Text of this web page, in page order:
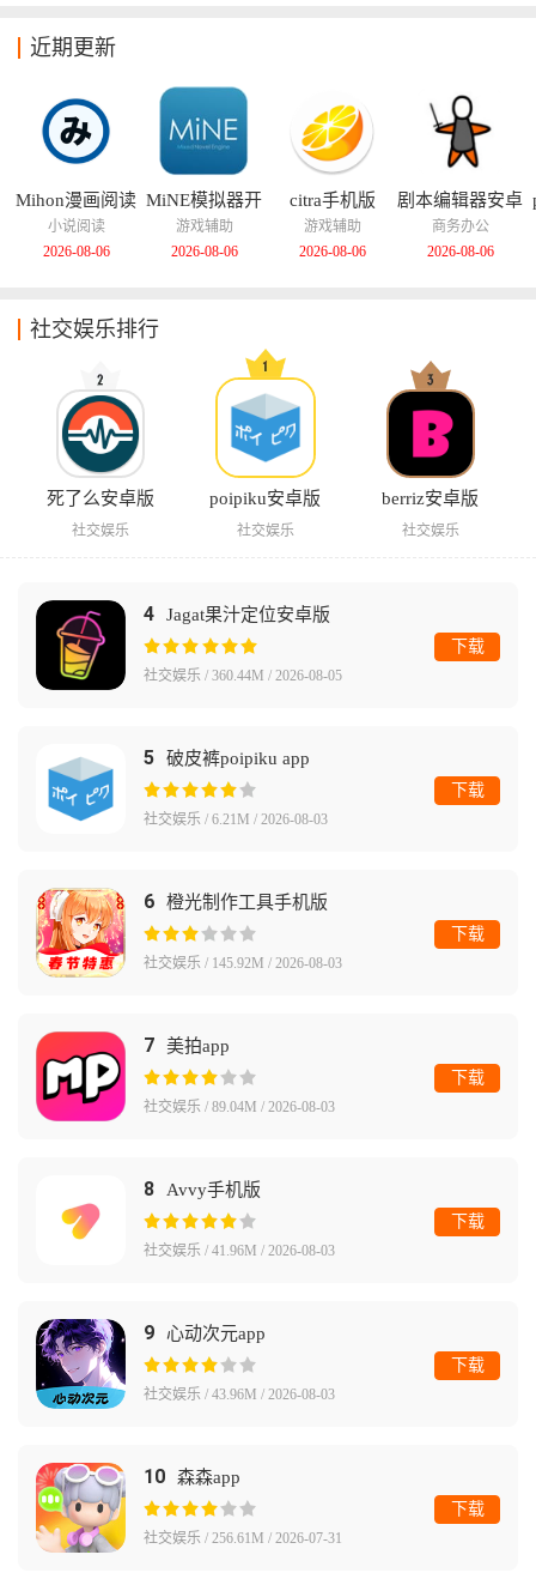
近期更新
Mihon漫画阅读
器
小说阅读
2026-08-06
MiNE模拟器开
源版
游戏辅助
2026-08-06
citra手机版
游戏辅助
2026-08-06
剧本编辑器安卓
版
商务办公
2026-08-06
社交娱乐排行
死了么安卓版
社交娱乐
poipiku安卓版
社交娱乐
berriz安卓版
社交娱乐
4 Jagat果汁定位安卓版
社交娱乐 / 360.44M / 2026-08-05
下载
5 破皮裤poipiku app
社交娱乐 / 6.21M / 2026-08-03
下载
6 橙光制作工具手机版
社交娱乐 / 145.92M / 2026-08-03
下载
7 美拍app
社交娱乐 / 89.04M / 2026-08-03
下载
8 Avvy手机版
社交娱乐 / 41.96M / 2026-08-03
下载
9 心动次元app
社交娱乐 / 43.96M / 2026-08-03
下载
10 森森app
社交娱乐 / 256.61M / 2026-07-31
下载